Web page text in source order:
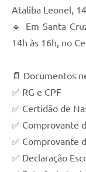
Ataliba Leonel,
🔹 Em Santa
14h às 16h, no
📄 Documentos
✅ RG e CPF
✅ Certidão de
✅ Comprovante
✅ Comprovante
✅ Declaração